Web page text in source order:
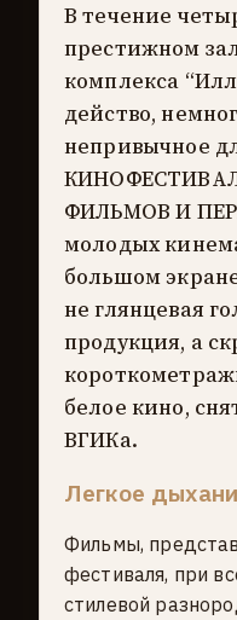
В течение
престижном
комплекса
действо,
непривычное
ФИЛЬМОВ И
молодых
большом
не глянцевая
продукция, а
белое кино,
ВГИКа.
Легкое
Фильмы,
фестиваля, при
стилевой